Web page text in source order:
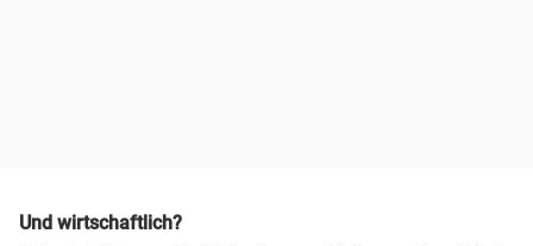
Und wirtschaftlich?